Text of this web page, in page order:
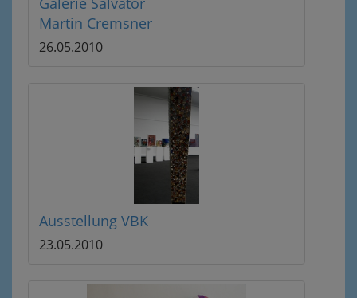
Martin Cremsner
26.05.2010
Ausstellung VBK
23.05.2010